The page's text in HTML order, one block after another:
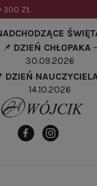
300 ZŁ
📌 DZIEŃ CHŁOPAKA–
30.09.2026
DZIEŃ
14.10.2026